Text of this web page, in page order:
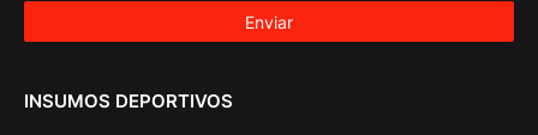
INSUMOS DEPORTIVOS